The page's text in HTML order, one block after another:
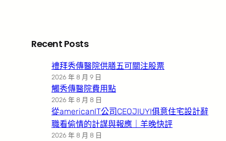
Recent Posts
禮拜秀傳醫院供膳五可關注股票
2026 年 8 月 9 日
觸秀傳醫院費用點
2026 年 8 月 8 日
從americanIT公司CEOJIUYI俱意住宅設計辭
職看偷情的計謀與報應｜羊晚快評
2026 年 8 月 8 日